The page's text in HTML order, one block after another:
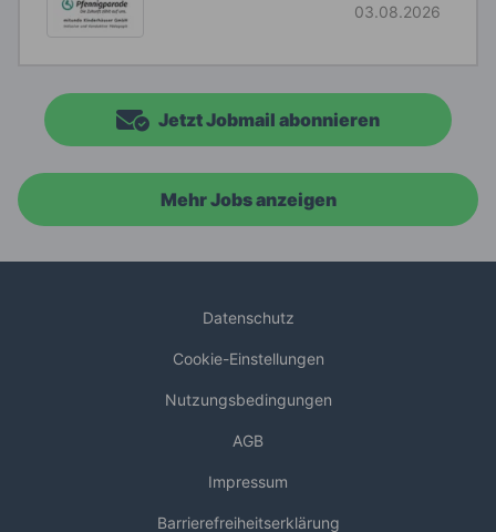
03.08.2026
Jetzt Jobmail abonnieren
Mehr Jobs anzeigen
Datenschutz
Cookie-Einstellungen
Nutzungsbedingungen
AGB
Impressum
Barrierefreiheitserklärung